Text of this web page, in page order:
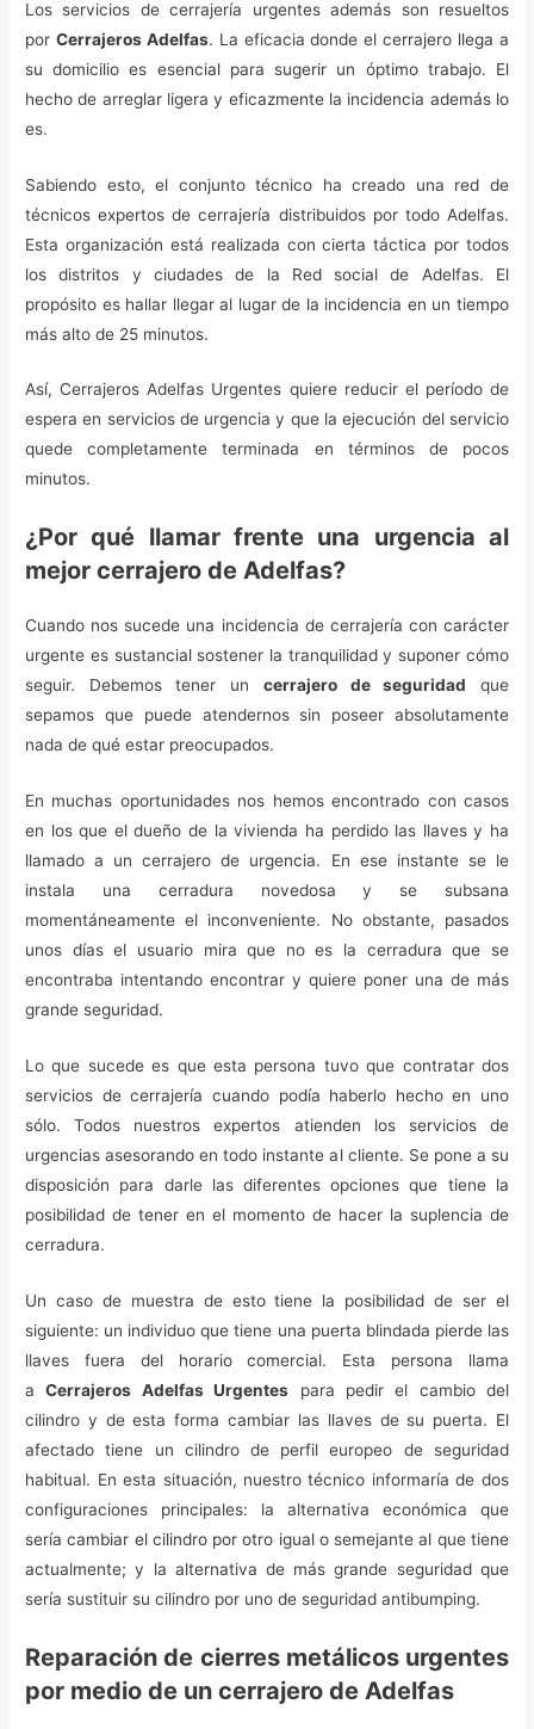
Los servicios de cerrajería urgentes además son resueltos
por Cerrajeros Adelfas. La eficacia donde el cerrajero llega a
su domicilio es esencial para sugerir un óptimo trabajo. El
hecho de arreglar ligera y eficazmente la incidencia además lo
es.
Sabiendo esto, el conjunto técnico ha creado una red de
técnicos expertos de cerrajería distribuidos por todo Adelfas.
Esta organización está realizada con cierta táctica por todos
los distritos y ciudades de la Red social de Adelfas. El
propósito es hallar llegar al lugar de la incidencia en un tiempo
más alto de 25 minutos.
Así, Cerrajeros Adelfas Urgentes quiere reducir el período de
espera en servicios de urgencia y que la ejecución del servicio
quede completamente terminada en términos de pocos
minutos.
¿Por qué llamar frente una urgencia al
mejor cerrajero de Adelfas?
Cuando nos sucede una incidencia de cerrajería con carácter
urgente es sustancial sostener la tranquilidad y suponer cómo
seguir. Debemos tener un cerrajero de seguridad que
sepamos que puede atendernos sin poseer absolutamente
nada de qué estar preocupados.
En muchas oportunidades nos hemos encontrado con casos
en los que el dueño de la vivienda ha perdido las llaves y ha
llamado a un cerrajero de urgencia. En ese instante se le
instala una cerradura novedosa y se subsana
momentáneamente el inconveniente. No obstante, pasados
unos días el usuario mira que no es la cerradura que se
encontraba intentando encontrar y quiere poner una de más
grande seguridad.
Lo que sucede es que esta persona tuvo que contratar dos
servicios de cerrajería cuando podía haberlo hecho en uno
sólo. Todos nuestros expertos atienden los servicios de
urgencias asesorando en todo instante al cliente. Se pone a su
disposición para darle las diferentes opciones que tiene la
posibilidad de tener en el momento de hacer la suplencia de
cerradura.
Un caso de muestra de esto tiene la posibilidad de ser el
siguiente: un individuo que tiene una puerta blindada pierde las
llaves fuera del horario comercial. Esta persona llama
aCerrajeros Adelfas Urgentes para pedir el cambio del
cilindro y de esta forma cambiar las llaves de su puerta. El
afectado tiene un cilindro de perfil europeo de seguridad
habitual. En esta situación, nuestro técnico informaría de dos
configuraciones principales: la alternativa económica que
sería cambiar el cilindro por otro igual o semejante al que tiene
actualmente; y la alternativa de más grande seguridad que
sería sustituir su cilindro por uno de seguridad antibumping.
Reparación de cierres metálicos urgentes
por medio de un cerrajero de Adelfas